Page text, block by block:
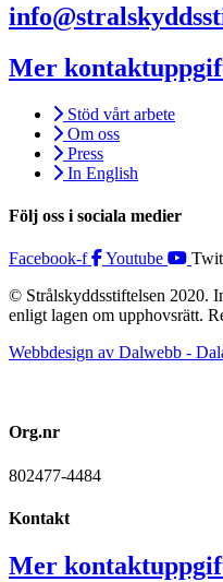
Mer
Stöd vårt arbete
Om oss
Press
In English
Följ oss i sociala medier
Facebook-f Youtube
© Strålskyddsstiftelsen 2020.
enligt lagen om upphovsrätt.
Webbdesign av Dalwebb -
Org.nr
802477-4484
Kontakt
Mer